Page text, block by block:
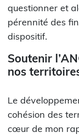
questionner et
pérennité des
dispositif.
Soutenir
nos
Le
cohésion des
cœur de mon